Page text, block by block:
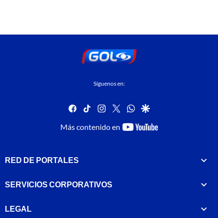
Síguenos en:
facebook
tiktok instagram
twitterwhatsapp
google
Más contenido en
youtube-
RED DE PORTALES
SERVICIOS CORPORATIVOS
LEGAL